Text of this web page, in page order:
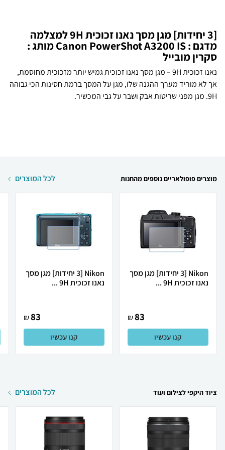
[3 יחידות] מגן מסך נאנו זכוכית 9H למצלמה
מדגם : Canon PowerShot A3200 IS מותג :
סקרין מובייל
נאנו זכוכית 9H – מגן מסך נאנו זכוכית גמיש יותר מזכוכית מחוסמת,
אך לא מוריד מערך ההגנה שלו, מגן על המסך ברמת חסינות הכי גבוהה
9H. מגן מפני שריטות אבק ושבר על גבי המכשיר.
מוצרים פופולאריים נוספים מהחנות לכל המוצרים
Nikon [3 יחידות] מגן מסך
נאנו זכוכית 9H ...
83
₪
קנו עכשיו
Nikon [3 יחידות] מגן מסך
נאנו זכוכית 9H ...
83
₪
קנו עכשיו
ציוד היקפי לצילום ועוד לכל המוצרים